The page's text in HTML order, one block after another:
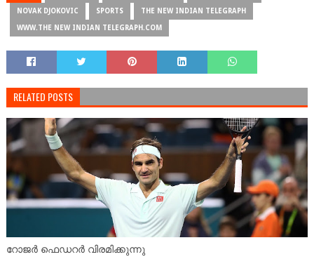
NOVAK DJOKOVIC SPORTS THE NEW INDIAN TELEGRAPH
WWW.THE NEW INDIAN TELEGRAPH.COM
RELATED POSTS
റോജർ ഫെഡറർ വിരമിക്കുന്നു